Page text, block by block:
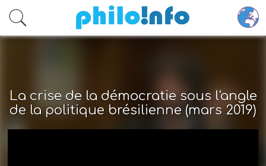
Accéder au contenu principal
La crise de la démocratie sous l'angle
de la politique brésilienne (mars 2019)